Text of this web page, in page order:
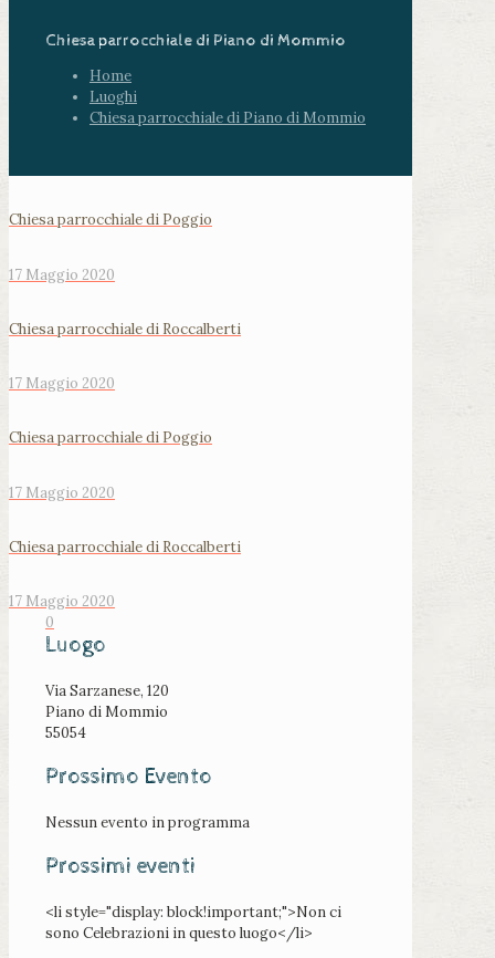
Chiesa parrocchiale di Piano di Mommio
Home
Luoghi
Chiesa parrocchiale di Piano di Mommio
Chiesa parrocchiale di Poggio
17 Maggio 2020
Chiesa parrocchiale di Roccalberti
17 Maggio 2020
Chiesa parrocchiale di Poggio
17 Maggio 2020
Chiesa parrocchiale di Roccalberti
17 Maggio 2020
0
Luogo
Via Sarzanese, 120
Piano di Mommio
55054
Prossimo Evento
Nessun evento in programma
Prossimi eventi
<li style="display: block!important;">Non ci
sono Celebrazioni in questo luogo</li>